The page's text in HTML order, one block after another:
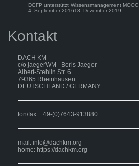
DGFP unterstützt Wissensmanagement MOOC
4. September 201618. Dezember 2019
Kontakt
DACH KM
c/o jaegerWM - Boris Jaeger
Albert-Stehlin Str. 6
79365 Rheinhausen
DEUTSCHLAND / GERMANY
fon/fax: +49-(0)7643-913880
mail: info@dachkm.org
home: https://dachkm.org